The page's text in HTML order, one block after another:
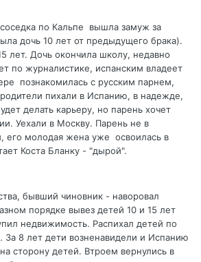
по Кальпе вышла замуж за
дочь 10 лет от предыдущего брака).
лет. Дочь окончила школу, недавно
по журналистике, испанским владеет
познакомилась с русским парнем,
пихали в Испанию, в надежде,
делать карьеру, но парень хочет
Уехали в Москву. Парень не в
его молодая жена уже освоилась в
Коста Бланку - "дырой".
бывший чиновник - наворовал
порядке вывез детей 10 и 15 лет
недвижимость. Распихал детей по
За 8 лет дети возненавидели и Испанию
сторону детей. Втроем вернулись в